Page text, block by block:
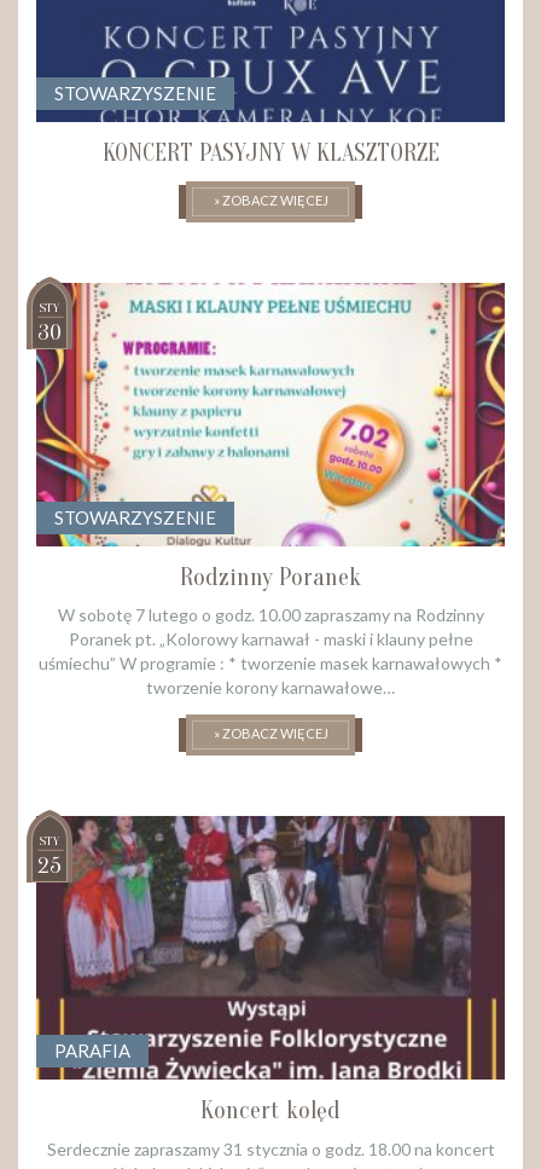
STOWARZYSZENIE
KONCERT PASYJNY W KLASZTORZE
» ZOBACZ WIĘCEJ
STOWARZYSZENIE
STY
30
Rodzinny Poranek
W sobotę 7 lutego o godz. 10.00 zapraszamy na Rodzinny
Poranek pt. „Kolorowy karnawał - maski i klauny pełne
uśmiechu” W programie : * tworzenie masek karnawałowych *
tworzenie korony karnawałowe…
» ZOBACZ WIĘCEJ
PARAFIA
STY
25
Koncert kolęd
Serdecznie zapraszamy 31 stycznia o godz. 18.00 na koncert